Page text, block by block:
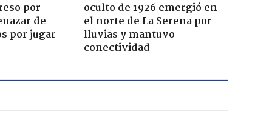
por
de
por jugar
oculto de 1926 emergió en
el norte de La Serena por
lluvias y mantuvo
conectividad